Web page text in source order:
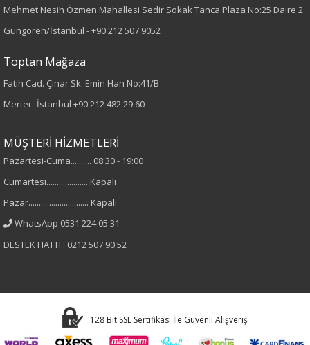
Mehmet Nesih Özmen Mahallesi Sedir Sokak Tanca Plaza No:25 Daire 2
Güngören/İstanbul -+90 212 507 9052
Toptan Mağaza
Fatih Cad. Çınar Sk. Emin Han No:41/B
Merter- İstanbul +90 212 482 29 60
MÜŞTERİ HİZMETLERİ
Pazartesi-Cuma.......... 08:30 - 19:00
Cumartesi.................... Kapalı
Pazar............................. Kapalı
WhatsApp 0531 224 05 31
DESTEK HATTI : 0212 507 90 52
128 Bit SSL Sertifikası İle Güvenli Alışveriş